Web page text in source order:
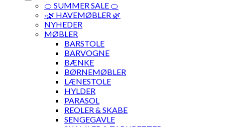
🍊 SUMMER SALE 🍊
·🌿 HAVEMØBLER 🌿
NYHEDER
MØBLER
BARSTOLE
BARVOGNE
BÆNKE
BØRNEMØBLER
LÆNESTOLE
HYLDER
PARASOL
REOLER & SKABE
SENGEGAVLE